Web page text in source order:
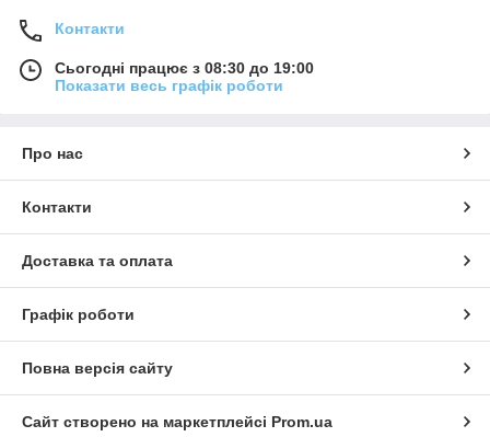
Контакти
Сьогодні працює з 08:30 до 19:00
Показати весь графік роботи
Про нас
Контакти
Доставка та оплата
Графік роботи
Повна версія сайту
Сайт створено на маркетплейсі Prom.ua